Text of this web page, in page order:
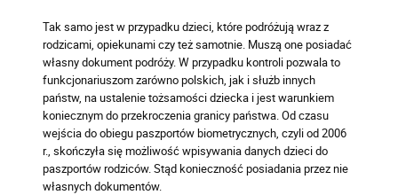
Tak samo jest w przypadku dzieci, które podróżują wraz z
rodzicami, opiekunami czy też samotnie. Muszą one posiadać
własny dokument podróży. W przypadku kontroli pozwala to
funkcjonariuszom zarówno polskich, jak i służb innych
państw, na ustalenie tożsamości dziecka i jest warunkiem
koniecznym do przekroczenia granicy państwa. Od czasu
wejścia do obiegu paszportów biometrycznych, czyli od 2006
r., skończyła się możliwość wpisywania danych dzieci do
paszportów rodziców. Stąd konieczność posiadania przez nie
własnych dokumentów.